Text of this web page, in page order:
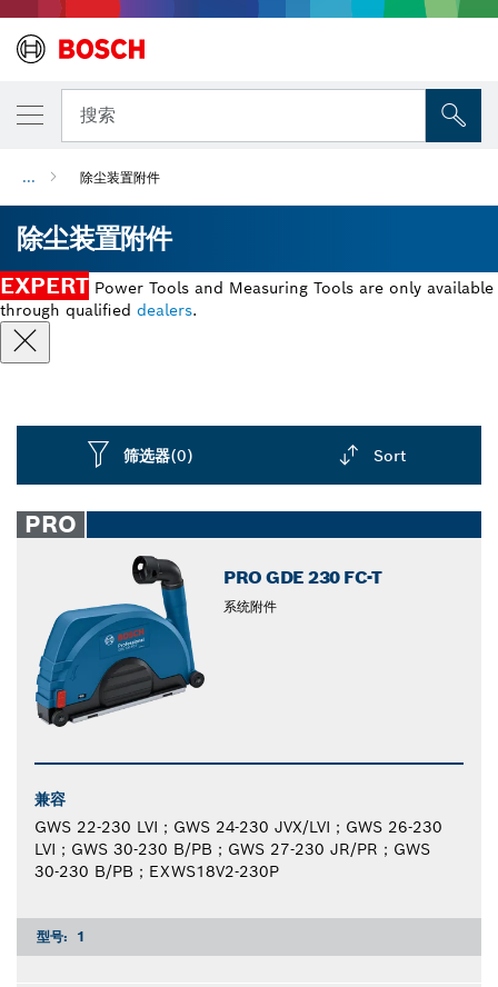
搜索
... 除尘装置附件
除尘装置附件
EXPERT Power Tools and Measuring Tools are only available
through qualified dealers.
筛选器(0) Sort
closed
PRO
PRO GDE 230 FC-T
系统附件
兼容
GWS 22-230 LVI；GWS 24-230 JVX/LVI；GWS 26-230
LVI；GWS 30-230 B/PB；GWS 27-230 JR/PR；GWS
30-230 B/PB；EXWS18V2-230P
型号: 1